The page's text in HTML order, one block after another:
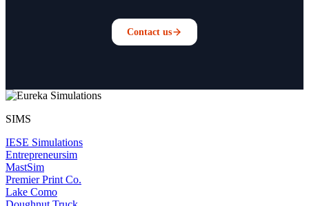
Contact us
SIMS
IESE Simulations
Entrepreneursim
MastSim
Premier Print Co.
Lake Como